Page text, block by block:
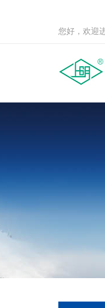
您好，欢迎